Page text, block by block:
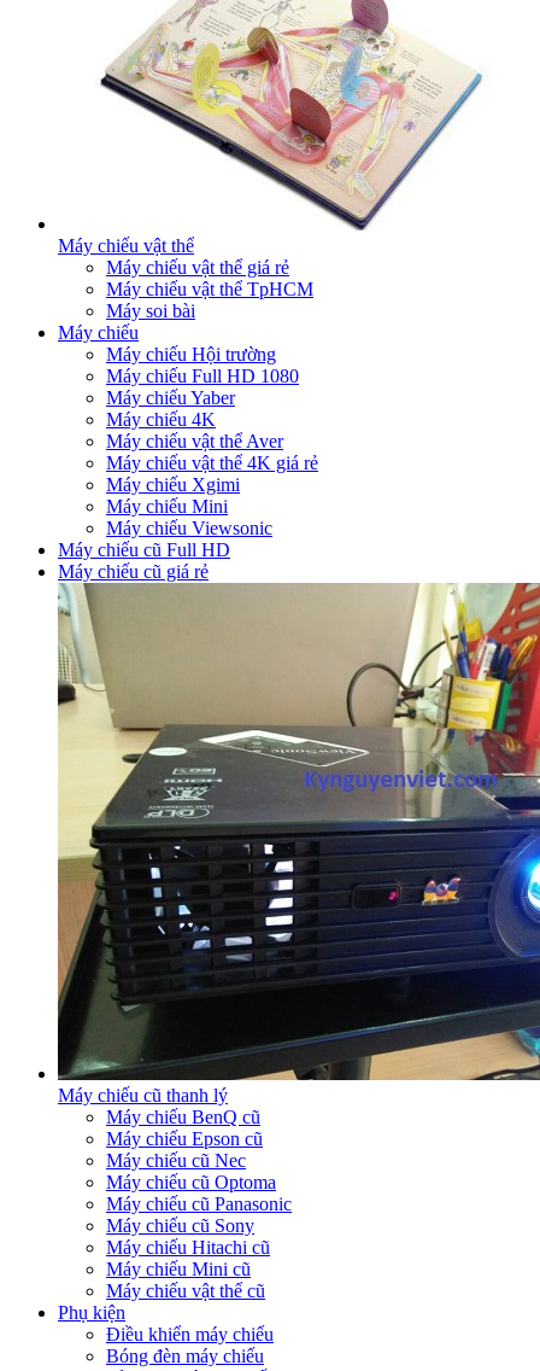
Máy chiếu vật thể
Máy chiếu vật thể giá rẻ
Máy chiếu vật thể TpHCM
Máy soi bài
Máy chiếu
Máy chiếu Hội trường
Máy chiếu Full HD 1080
Máy chiếu Yaber
Máy chiếu 4K
Máy chiếu vật thể Aver
Máy chiếu vật thể 4K giá rẻ
Máy chiếu Xgimi
Máy chiếu Mini
Máy chiếu Viewsonic
Máy chiếu cũ Full HD
Máy chiếu cũ giá rẻ
Máy chiếu cũ thanh lý
Máy chiếu BenQ cũ
Máy chiếu Epson cũ
Máy chiếu cũ Nec
Máy chiếu cũ Optoma
Máy chiếu cũ Panasonic
Máy chiếu cũ Sony
Máy chiếu Hitachi cũ
Máy chiếu Mini cũ
Máy chiếu vật thể cũ
Phụ kiện
Điều khiển máy chiếu
Bóng đèn máy chiếu